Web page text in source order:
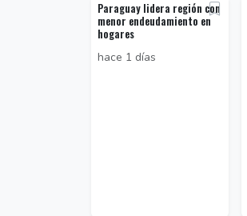
Paraguay lidera región con
menor endeudamiento en
hogares
hace 1 días